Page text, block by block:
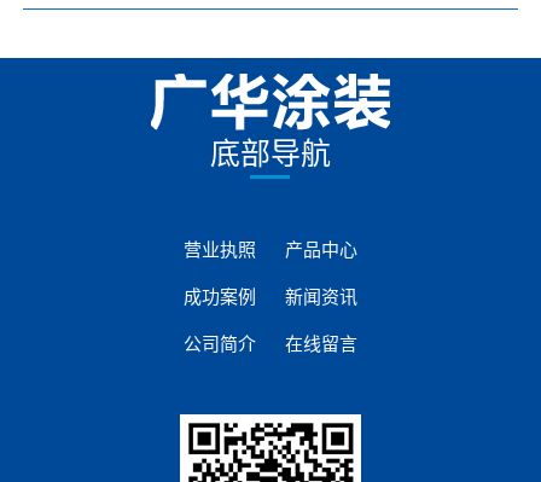
底部导航
营业执照 产品中心
成功案例 新闻资讯
公司简介 在线留言